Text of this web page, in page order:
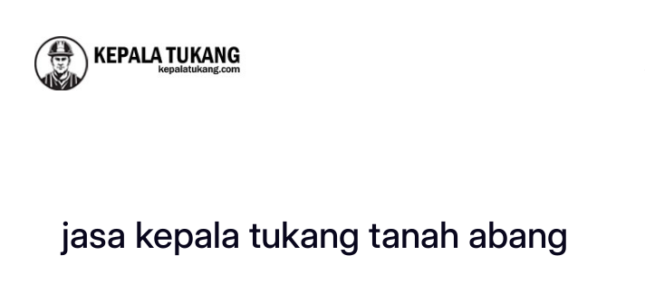
content
jasa kepala tukang tanah abang